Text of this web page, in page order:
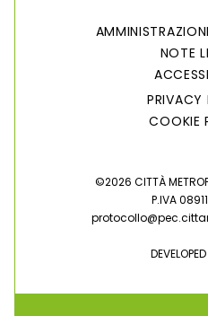
NOTE
PRIVACY
COOKIE
©2026 CITTÀ
P.IVA